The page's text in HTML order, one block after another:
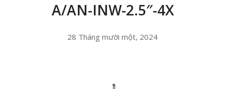
A/AN-INW-2.5″-4X
28 Tháng mười một, 2024